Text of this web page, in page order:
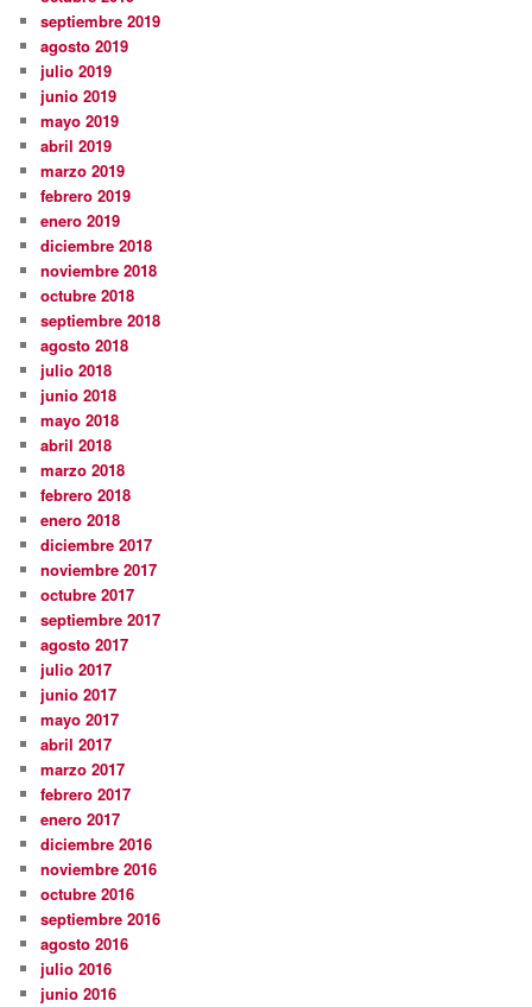
septiembre 2019
agosto 2019
julio 2019
junio 2019
mayo 2019
abril 2019
marzo 2019
febrero 2019
enero 2019
diciembre 2018
noviembre 2018
octubre 2018
septiembre 2018
agosto 2018
julio 2018
junio 2018
mayo 2018
abril 2018
marzo 2018
febrero 2018
enero 2018
diciembre 2017
noviembre 2017
octubre 2017
septiembre 2017
agosto 2017
julio 2017
junio 2017
mayo 2017
abril 2017
marzo 2017
febrero 2017
enero 2017
diciembre 2016
noviembre 2016
octubre 2016
septiembre 2016
agosto 2016
julio 2016
junio 2016